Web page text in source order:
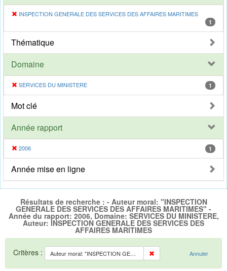
INSPECTION GENERALE DES SERVICES DES AFFAIRES MARITIMES
1
Thématique
Domaine
SERVICES DU MINISTERE 1
Mot clé
Année rapport
2006 1
Année mise en ligne
Résultats de recherche : - Auteur moral: "INSPECTION
GENERALE DES SERVICES DES AFFAIRES MARITIMES" -
Année du rapport: 2006, Domaine: SERVICES DU MINISTERE,
Auteur: INSPECTION GENERALE DES SERVICES DES
AFFAIRES MARITIMES
Critères : Auteur moral: "INSPECTION GENERALE DES SERVICES DES AFFAIRES MARITIMES" Annuler